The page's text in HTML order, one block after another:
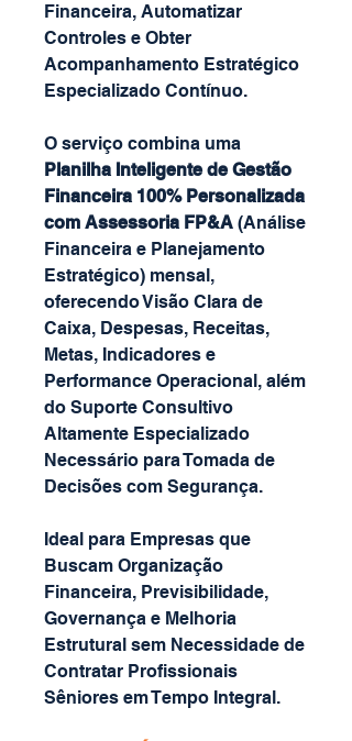
Financeira, Automatizar
Controles e Obter
Acompanhamento Estratégico
Especializado Contínuo.
O serviço combina uma
Planilha Inteligente de Gestão
Financeira 100% Personalizada
com Assessoria FP&A (Análise
Financeira e Planejamento
Estratégico) mensal,
oferecendo Visão Clara de
Caixa, Despesas, Receitas,
Metas, Indicadores e
Performance Operacional, além
do Suporte Consultivo
Altamente Especializado
Necessário para Tomada de
Decisões com Segurança.
Ideal para Empresas que
Buscam Organização
Financeira, Previsibilidade,
Governança e Melhoria
Estrutural sem Necessidade de
Contratar Profissionais
Sêniores em Tempo Integral.